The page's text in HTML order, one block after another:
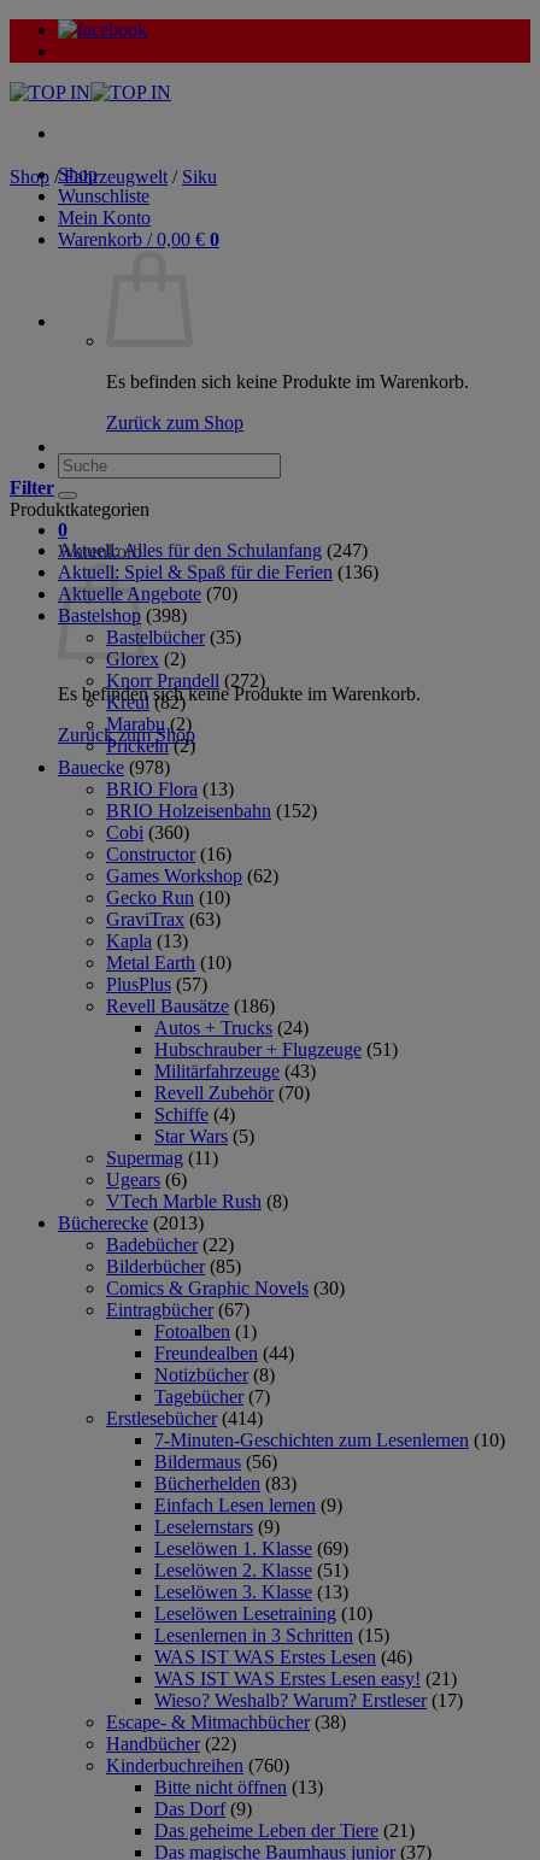
Zum
Inhalt
Shop
Wunschliste
Mein Konto
Warenkorb /0,00 € 0
Es befinden sich keine Produkte im Warenkorb.
Zurück zum Shop
Suche
nach:
0
Warenkorb
Es befinden sich keine Produkte im Warenkorb.
Zurück zum Shop
Shop / Fahrzeugwelt / Siku
Filter
Produktkategorien
Aktuell: Alles für den Schulanfang (247)
Aktuell: Spiel & Spaß für die Ferien (136)
Aktuelle Angebote (70)
Bastelshop (398)
Bastelbücher (35)
Glorex (2)
Knorr Prandell (272)
Kreul (82)
Marabu (2)
Prickeln (2)
Bauecke (978)
BRIO Flora (13)
BRIO Holzeisenbahn (152)
Cobi (360)
Constructor (16)
Games Workshop (62)
Gecko Run (10)
GraviTrax (63)
Kapla (13)
Metal Earth (10)
PlusPlus (57)
Revell Bausätze (186)
Autos + Trucks (24)
Hubschrauber + Flugzeuge (51)
Militärfahrzeuge (43)
Revell Zubehör (70)
Schiffe (4)
Star Wars (5)
Supermag (11)
Ugears (6)
VTech Marble Rush (8)
Bücherecke (2013)
Badebücher (22)
Bilderbücher (85)
Comics & Graphic Novels (30)
Eintragbücher (67)
Fotoalben (1)
Freundealben (44)
Notizbücher (8)
Tagebücher (7)
Erstlesebücher (414)
7-Minuten-Geschichten zum Lesenlernen (10)
Bildermaus (56)
Bücherhelden (83)
Einfach Lesen lernen (9)
Leselernstars (9)
Leselöwen 1. Klasse (69)
Leselöwen 2. Klasse (51)
Leselöwen 3. Klasse (13)
Leselöwen Lesetraining (10)
Lesenlernen in 3 Schritten (15)
WAS IST WAS Erstes Lesen (46)
WAS IST WAS Erstes Lesen easy! (21)
Wieso? Weshalb? Warum? Erstleser (17)
Escape- & Mitmachbücher (38)
Handbücher (22)
Kinderbuchreihen (760)
Bitte nicht öffnen (13)
Das Dorf (9)
Das geheime Leben der Tiere (21)
Das magische Baumhaus junior (37)